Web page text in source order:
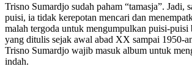
Trisno Sumardjo sudah paham “tamasja”. Jadi,
puisi, ia tidak kerepotan mencari dan
malah tergoda untuk mengumpulkan puisi-puisi
yang ditulis sejak awal abad XX sampai 1950-
Trisno Sumardjo wajib masuk album untuk
indah.